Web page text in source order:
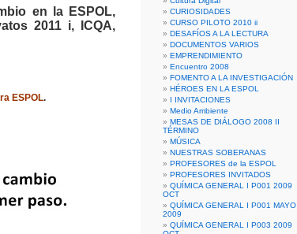
en la ESPOL,
2011 i, ICQA,
ESPOL.
CURIOSIDADES
CURSO PILOTO 2010 ii
DESAFÍOS A LA LECTURA
DOCUMENTOS VARIOS
EMPRENDIMIENTO
Encuentro 2008
FOMENTO A LA INVESTIGACIÓN
HÉROES EN LA ESPOL
I INVITACIONES
Medio Ambiente
MESAS DE DIÁLOGO 2008 II
TÉRMINO
MÚSICA
NUESTRAS SOBERANAS
PROFESORES de la ESPOL
PROFESORES INVITADOS
QUÍMICA GENERAL I P001 2009
OCT
QUÍMICA GENERAL I P001 MAYO
2009
QUÍMICA GENERAL I P003 2009